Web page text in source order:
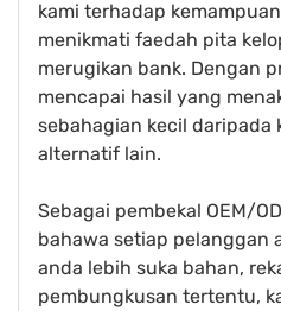
kami terhadap
menikmati faedah pita
merugikan bank. Dengan
mencapai hasil yang
sebahagian kecil daripada
alternatif lain.
Sebagai pembekal OEM/
bahawa setiap pelanggan
anda lebih suka bahan,
pembungkusan tertentu,